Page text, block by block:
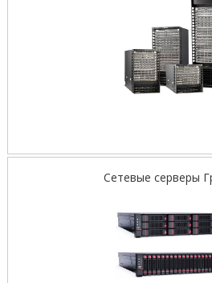
Сетевые серверы